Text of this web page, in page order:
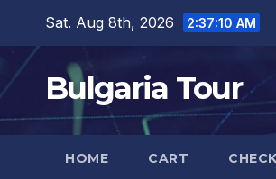
content
Sat. Aug 8th, 2026 2:37:11 AM
Bulgaria Tour
HOME CART